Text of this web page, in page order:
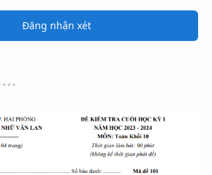
Đăng nhận xét